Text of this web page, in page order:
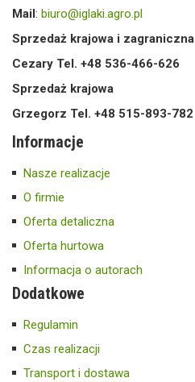
Mail: biuro@iglaki.agro.pl
Sprzedaż krajowa i zagraniczna
Cezary Tel. +48 536-466-626
Sprzedaż krajowa
Grzegorz Tel. +48 515-893-782
Informacje
Nasze realizacje
O firmie
Oferta detaliczna
Oferta hurtowa
Informacja o autorach
Dodatkowe
Regulamin
Czas realizacji
Transport i dostawa